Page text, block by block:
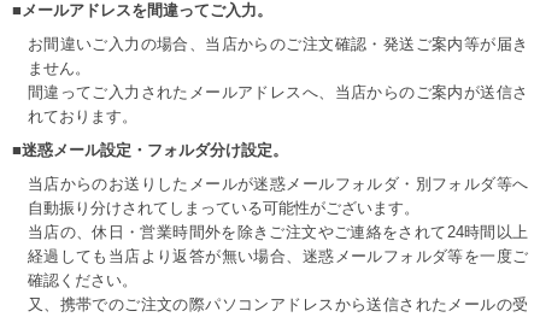
■メールアドレスを間違ってご入力。
お間違いご入力の場合、当店からのご注文確認・発送ご案内等が届き
ません。
間違ってご入力されたメールアドレスへ、当店からのご案内が送信さ
れております。
■迷惑メール設定・フォルダ分け設定。
当店からのお送りしたメールが迷惑メールフォルダ・別フォルダ等へ
自動振り分けされてしまっている可能性がございます。
当店の、休日・営業時間外を除きご注文やご連絡をされて24時間以上
経過しても当店より返答が無い場合、迷惑メールフォルダ等を一度ご
確認ください。
又、携帯でのご注文の際パソコンアドレスから送信されたメールの受